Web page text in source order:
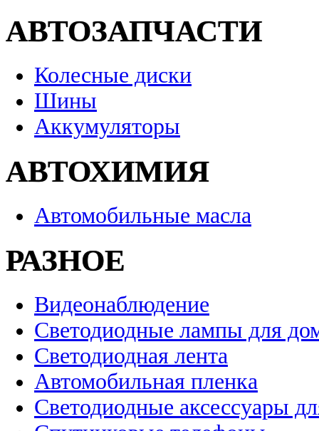
АВТОЗАПЧАСТИ
Колесные диски
Шины
Аккумуляторы
АВТОХИМИЯ
Автомобильные масла
РАЗНОЕ
Видеонаблюдение
Светодиодные лампы для
Светодиодная лента
Автомобильная пленка
Светодиодные аксессуары